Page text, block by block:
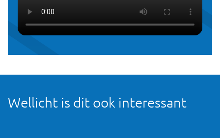
Wellicht is dit ook interessant